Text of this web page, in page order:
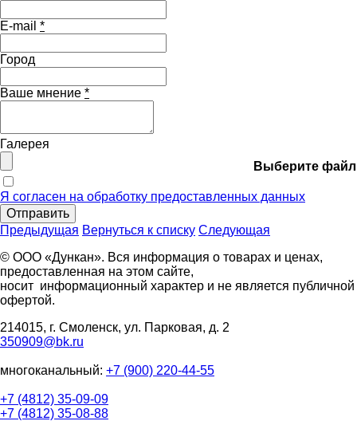
E-mail *
Город
Ваше мнение *
Галерея
Выберите файл
Я согласен на обработку предоставленных данных
Отправить
Предыдущая Вернуться к списку Следующая
© ООО «Дункан». Вся информация о товарах и ценах,
предоставленная на этом сайте,
носит информационный характер и не является публичной
офертой.
214015, г. Смоленск, ул. Парковая, д. 2
350909@bk.ru
многоканальный: +7 (900) 220-44-55
+7 (4812) 35-09-09
+7 (4812) 35-08-88